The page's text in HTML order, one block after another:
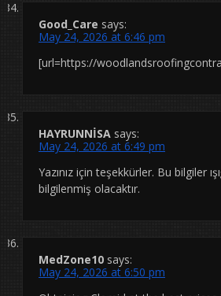
Good_Care says:
May 24, 2026 at 6:46 pm
[url=https://
HAYRUNNİSA says:
May 24, 2026 at 6:49 pm
Yazınız için teşekkürler. Bu bilgiler
bilgilenmiş olacaktır.
MedZone10 says:
May 24, 2026 at 6:50 pm